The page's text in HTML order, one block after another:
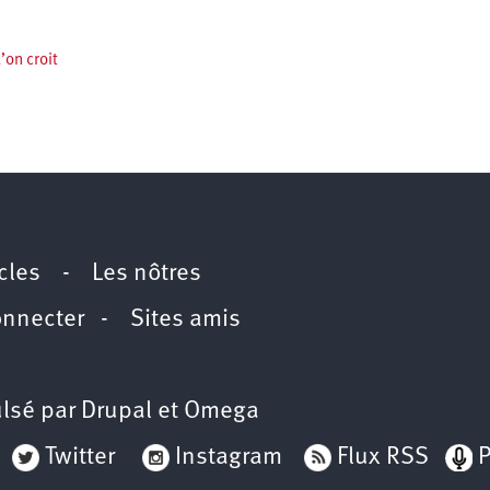
croit
- Les nôtres
- Sites amis
par Drupal et Omega
Twitter Instagram Flux RSS